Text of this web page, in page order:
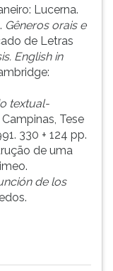
Lucerna.
Gêneros orais e
de Letras
English in
textual-
Campinas, Tese
330 + 124 pp.
de uma
de los